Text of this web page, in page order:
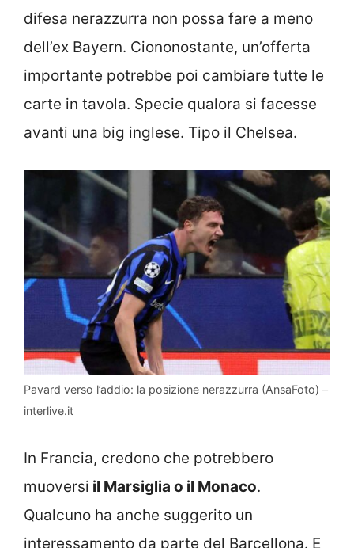
difesa nerazzurra non possa fare a meno
dell’ex Bayern. Ciononostante, un’offerta
importante potrebbe poi cambiare tutte le
carte in tavola. Specie qualora si facesse
avanti una big inglese. Tipo il Chelsea.
Pavard verso l’addio: la posizione nerazzurra (AnsaFoto) –
interlive.it
In Francia, credono che potrebbero
muoversi il Marsiglia o il Monaco.
Qualcuno ha anche suggerito un
interessamento da parte del Barcellona. E